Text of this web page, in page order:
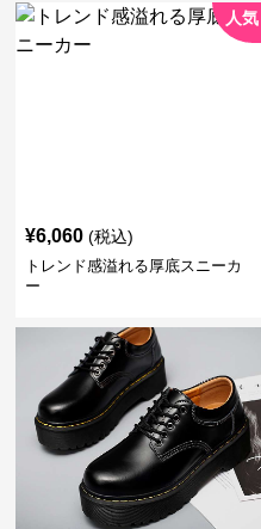
人気
¥6,060 (税込)
トレンド感溢れる厚底スニーカ
ー